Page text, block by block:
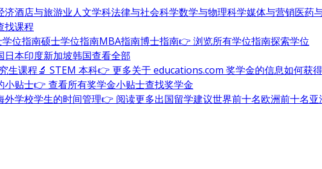
济酒店与旅游业人文学科法律与社会科学数学与物理科学媒体与营销医药
找课程
位指南硕士学位指南MBA指南博士指南👉 浏览所有学位指南探索学位
日本印度新加坡韩国查看全部
生课程🔬 STEM 本科👉 更多关于 educations.com 奖学金的信息如何获
小贴士👉 查看所有奖学金小贴士查找奖学金
外学校学生的时间管理👉 阅读更多出国留学建议世界前十名欧洲前十名亚